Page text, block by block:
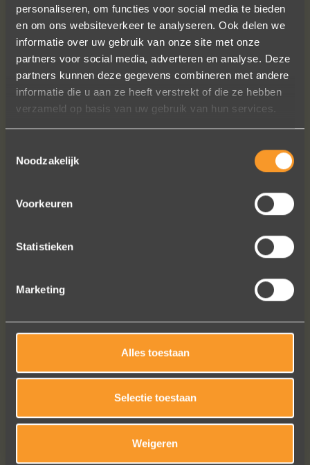
personaliseren, om functies voor social media te bieden
en om ons websiteverkeer te analyseren. Ook delen we
informatie over uw gebruik van onze site met onze
partners voor social media, adverteren en analyse. Deze
partners kunnen deze gegevens combineren met andere
informatie die u aan ze heeft verstrekt of die ze hebben
verzameld op basis van uw gebruik van hun services.
Noodzakelijk
Voorkeuren
Statistieken
Marketing
Alles toestaan
Selectie toestaan
Weigeren
Wat een prachtige ervaring ! Heel
professioneel team, persoonlijk en
warm onthaal, verzorgde service,
punctueel in het uitvoeren van de
bestelling, permanent contact per
ringen (we wonen in het buitenland).